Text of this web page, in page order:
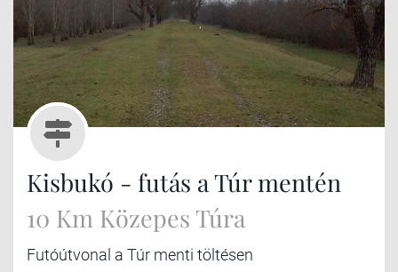
Kisbukó - futás a Túr mentén
10 Km Közepes Túra
Futóútvonal a Túr menti töltésen